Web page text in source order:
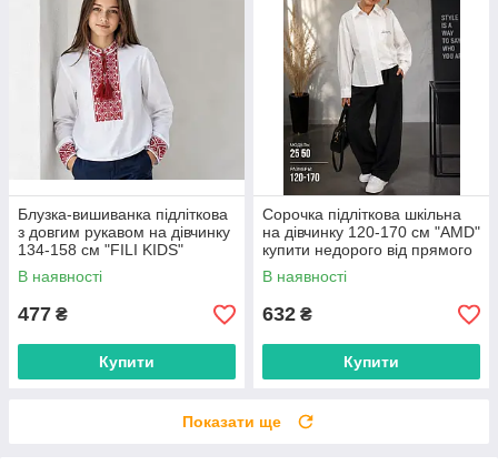
Блузка-вишиванка підліткова
з довгим рукавом на дівчинку
134-158 см "FILI KIDS"
недорого від прямого
постачальника
В наявності
477 ₴
Купити
Сорочка підліткова шкільна
на дівчинку 120-170 см "AMD"
купити недорого від прямого
постачальника
В наявності
632 ₴
Купити
Показати ще